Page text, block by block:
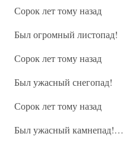
Сорок лет тому назад
Был огромный листопад!
Сорок лет тому назад
Был ужасный снегопад!
Сорок лет тому назад
Был ужасный камнепад!…